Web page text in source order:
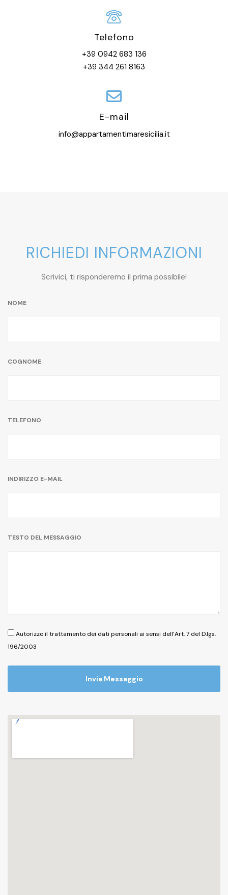
Telefono
+39 0942 683 136
+39 344 261 8163
E-mail
info@appartamentimaresicilia.it
RICHIEDI INFORMAZIONI
Scrivici, ti risponderemo il prima possibile!
NOME
COGNOME
TELEFONO
INDIRIZZO E-MAIL
TESTO DEL MESSAGGIO
Autorizzo il trattamento dei dati personali ai sensi dell’Art. 7 del D.lgs.
196/2003